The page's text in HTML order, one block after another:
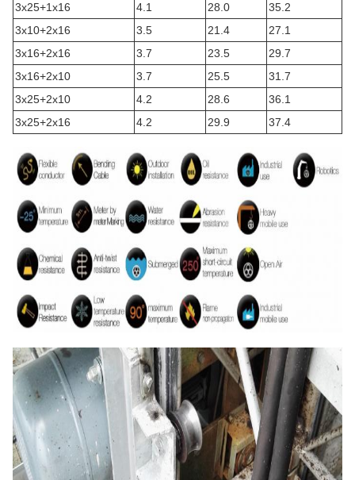
3x25+1x16
4.1 28.0
35.2
3x10+2x16
3.5 21.4
27.1
3x16+2x16
3.7 23.5
29.7
3x16+2x10
3.7 25.5
31.7
3x25+2x10
4.2 28.6
36.1
3x25+2x16
4.2 29.9 37.4